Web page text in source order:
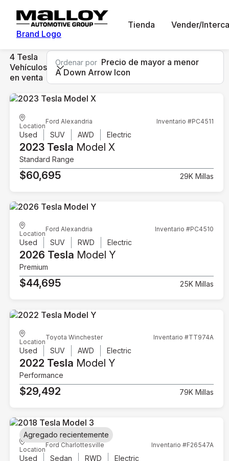
Brand Logo
Tienda Vender/
4 Tesla
Vehículos
en venta
Ordenar por Precio de mayor a menor
A Down Arrow Icon
Location
Ford Alexandria Inventario #PC4511
Used SUV AWD Electric
2023 Tesla Model X
Standard Range
$60,695 29K Millas
Location
Ford Alexandria Inventario #PC4510
Used SUV RWD Electric
2026 Tesla Model Y
Premium
$44,695 25K Millas
Location
Toyota Winchester Inventario #TT974A
Used SUV AWD Electric
2022 Tesla Model Y
Performance
$29,492 79K Millas
Location
Ford Charlottesville Inventario #F26547A
Used Sedan RWD Electric
Agregado recientemente